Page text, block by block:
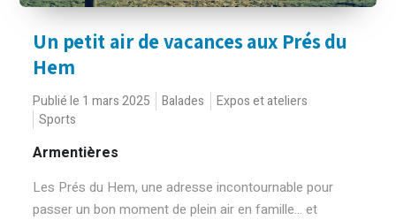
Un petit air de vacances aux Prés du
Hem
Publié le 1 mars 2025 Balades
Expos et ateliers
Sports
Armentières
Les Prés du Hem, une adresse incontournable pour
passer un bon moment de plein air en famille... et